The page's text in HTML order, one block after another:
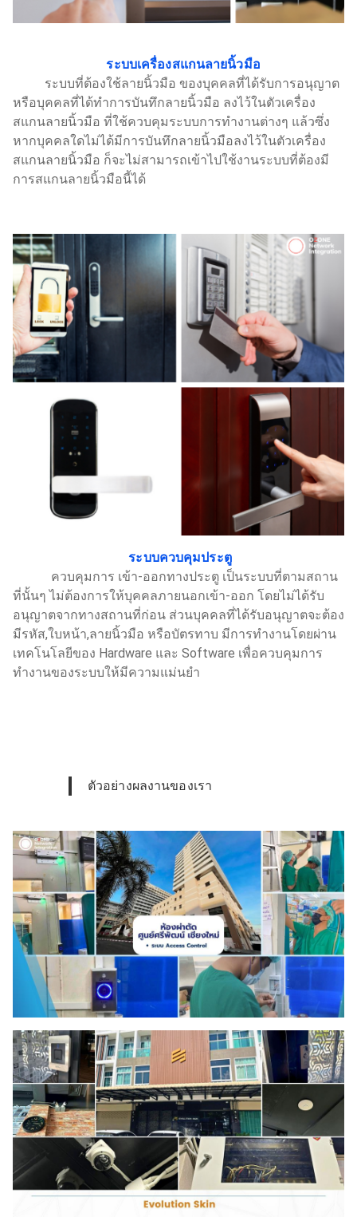
ระบบเครื่องสแกนลายนิ้วมือ
ระบบที่ต้องใช้ลายนิ้วมือ ของบุคคลที่ได้รับการอนุญาต
หรือบุคคลที่ได้ทำการบันทึกลายนิ้วมือ ลงไว้ในตัวเครื่อง
สแกนลายนิ้วมือ ที่ใช้ควบคุมระบบการทำงานต่างๆ แล้วซึ่ง
หากบุคคลใดไม่ได้มีการบันทึกลายนิ้วมือลงไว้ในตัวเครื่อง
สแกนลายนิ้วมือ ก็จะไม่สามารถเข้าไปใช้งานระบบที่ต้องมี
การสแกนลายนิ้วมือนี้ได้
ระบบควบคุมประตู
ควบคุมการ เข้า-ออกทางประตู เป็นระบบที่ตามสถาน
ที่นั้นๆ ไม่ต้องการให้บุคคลภายนอกเข้า-ออก โดยไม่ได้รับ
อนุญาตจากทางสถานที่ก่อน ส่วนบุคคลที่ได้รับอนุญาตจะต้อง
มีรหัส,ใบหน้า,ลายนิ้วมือ หรือบัตรทาบ มีการทำงานโดยผ่าน
เทคโนโลยีของ Hardware และ Software เพื่อควบคุมการ
ทำงานของระบบให้มีความแม่นยำ
ตัวอย่างผลงานของเรา